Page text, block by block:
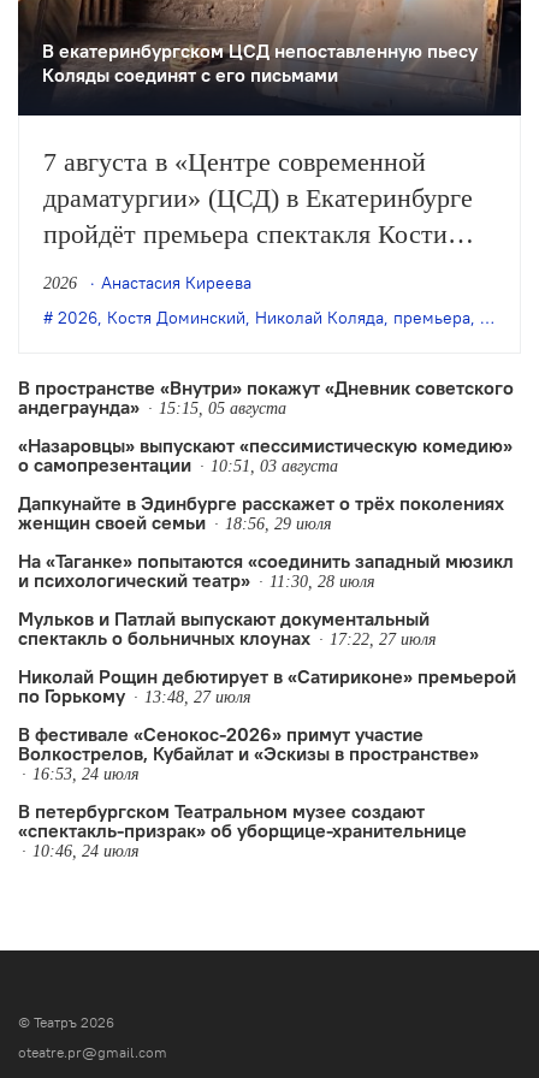
В екатеринбургском ЦСД непоставленную пьесу
Коляды соединят с его письмами
7 августа в «Центре современной
драматургии» (ЦСД) в Екатеринбурге
пройдёт премьера спектакля Кости
Доминского «Симонов и Кузнецов» по
одноимённой пьесе Николая Коляды.
2026
Анастасия Киреева
2026, Костя Доминский, Николай Коляда, премьера,
В пространстве «Внутри» покажут «Дневник советского
андеграунда»
15:15, 05 августа
«Назаровцы» выпускают «пессимистическую комедию»
о самопрезентации
10:51, 03 августа
Дапкунайте в Эдинбурге расскажет о трёх поколениях
женщин своей семьи
18:56, 29 июля
На «Таганке» попытаются «соединить западный мюзикл
и психологический театр»
11:30, 28 июля
Мульков и Патлай выпускают документальный
спектакль о больничных клоунах
17:22, 27 июля
Николай Рощин дебютирует в «Сатириконе» премьерой
по Горькому
13:48, 27 июля
В фестивале «Сенокос-2026» примут участие
Волкострелов, Кубайлат и «Эскизы в пространстве»
16:53, 24 июля
В петербургском Театральном музее создают
«спектакль-призрак» об уборщице-хранительнице
10:46, 24 июля
© Театръ 2026
oteatre.pr@gmail.com